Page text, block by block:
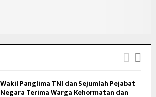
Wakil Panglima TNI dan Sejumlah Pejabat
Negara Terima Warga Kehormatan dan